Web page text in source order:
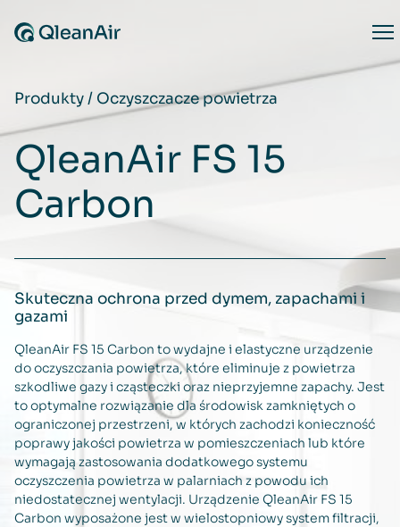
Produkty/ Oczyszczacze powietrza
QleanAir FS 15
Carbon
Skuteczna ochrona przed dymem, zapachami i
gazami
QleanAir FS 15 Carbon to wydajne i elastyczne urządzenie
do oczyszczania powietrza, które eliminuje z powietrza
szkodliwe gazy i cząsteczki oraz nieprzyjemne zapachy. Jest
to optymalne rozwiązanie dla środowisk zamkniętych o
ograniczonej przestrzeni, w których zachodzi konieczność
poprawy jakości powietrza w pomieszczeniach lub które
wymagają zastosowania dodatkowego systemu
oczyszczenia powietrza w palarniach z powodu ich
niedostatecznej wentylacji. Urządzenie QleanAir FS 15
Carbon wyposażone jest w wielostopniowy system filtracji,